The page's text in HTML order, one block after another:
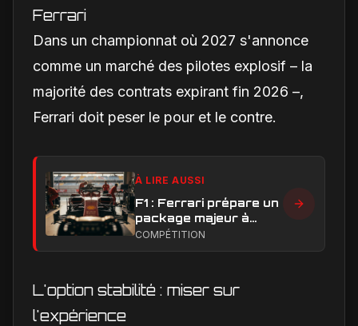
Ferrari
Dans un championnat où 2027 s'annonce
comme un marché des pilotes explosif – la
majorité des contrats expirant fin 2026 –,
Ferrari doit peser le pour et le contre.
À LIRE AUSSI
F1 : Ferrari prépare un
package majeur à
Barcelone, un test
COMPÉTITION
L'option stabilité : miser sur
l'expérience